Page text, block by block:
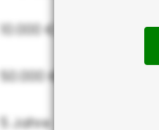
10.000 €
50.000 €
5 Jahre